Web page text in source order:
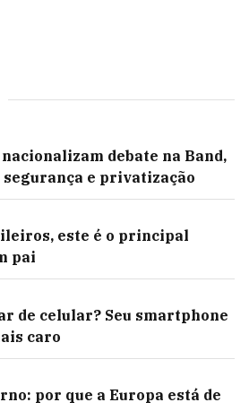
debate na Band,
segurança e privatização
este é o principal
pai
de celular? Seu smartphone
caro
por que a Europa está de